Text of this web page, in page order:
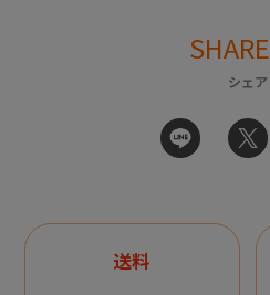
SHARE
シェア
送料